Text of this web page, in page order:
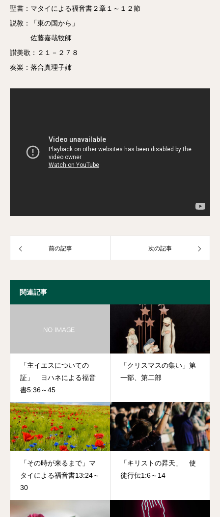
聖書：マタイによる福音書２章１～１２節
説教：「東の国から」
佐藤嘉哉牧師
讃美歌：２１－２７８
奏楽：落合真理子姉
節 佐藤嘉哉牧師
絵本です。あるところに若い夫婦のジムとデラはクリスマスに互
いへプレゼントを用意しようとします。しかし決して裕福ではな
って売ってしまいます。そして互いにプレゼントを渡したのです
のであったのでした。しかしそれは二人の絆を固く結ぶものであ
ったという、とても心が温まる物語です。これがなぜ「賢者の贈
り物」という題名なのか。それは東の国から来た占星術の学者た
ちが主イエスに黄金・乳香・没薬を献げたというクリスマスの出
来事。この学者たちの主イエスキリストへの献身が、このジムと
デラの、他人から見たら愚かだと思われるような姿に現れている
というメッセージが題名に込められています。今朝はクリスマス
の物語の中でも特に印象的な場面、占星術の学者たちの旅につい
て考えてみたいと思います。
イスラエルから東にあるペルシャは、イスラエルとは違う文化
と宗教を持っており、両国間には大きな溝がありました。ペルシ
が生まれた時代でも仲は良くなかったでしょう。特にイスラエル
は神の言葉によらず未来を予言する占星術を忌み嫌っていまし
た。口語訳聖書では「博士」と言っていますが、「占星術の学
者」であるとされています。占星術の学者たちは、星の導きを信
前の記事 次の記事
関連記事
「主イエスについての
証」 ヨハネによる福音
書5:36～45
「クリスマスの集い」第
一部、第二部
「その時が来るまで」マ
タイによる福音書13:24～
30
「キリストの昇天」 使
徒行伝1:6～14